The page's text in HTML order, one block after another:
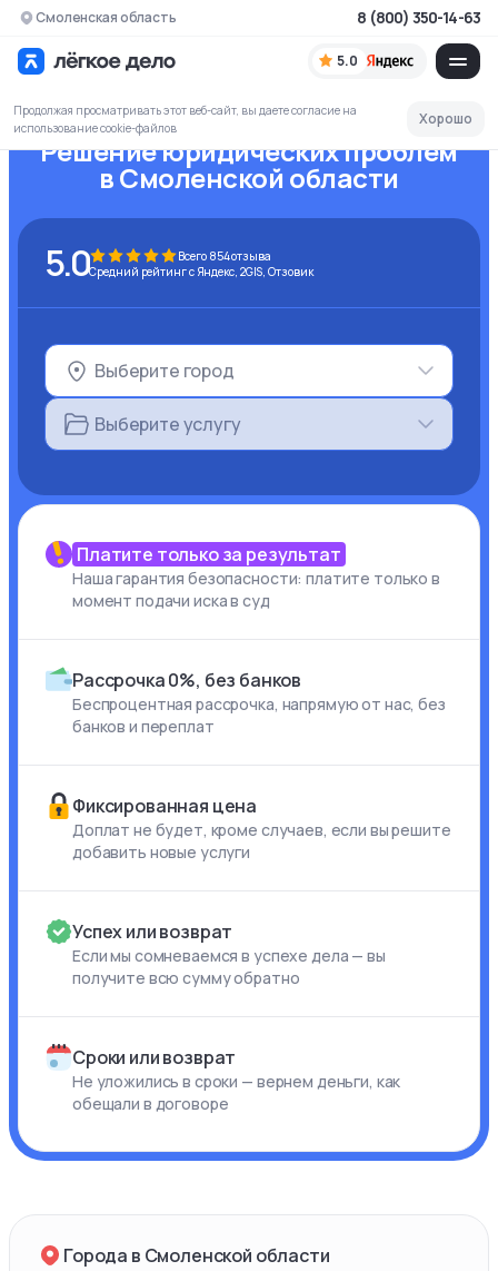
Смоленская область
5.0
8 (800) 350-14-63
Продолжая просматривать этот веб-сайт, вы даете согласие на
использование cookie-файлов
Хорошо
Решение юридических проблем
в Смоленской области
5.0 Всего 854отзыва
Средний рейтинг с Яндекс, 2GIS, Отзовик
Выберите город
Выберите услугу
Платите только за результат
Наша гарантия безопасности: платите только в
момент подачи иска в суд
Рассрочка 0%, без банков
Беспроцентная рассрочка, напрямую от нас, без
банков и переплат
Фиксированная цена
Доплат не будет, кроме случаев, если вы решите
добавить новые услуги
Успех или возврат
Если мы сомневаемся в успехе дела — вы
получите всю сумму обратно
Сроки или возврат
Не уложились в сроки — вернем деньги, как
обещали в договоре
Города в Смоленской области